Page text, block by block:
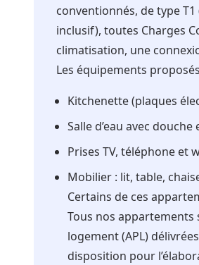
conventionnés, de type
inclusif), toutes Charges
climatisation, une
Les équipements
Kitchenette (plaques
Salle d’eau avec douche
Prises TV, téléphone et
Mobilier : lit, table,
Certains de ces
Tous nos appartements
logement (APL)
disposition pour